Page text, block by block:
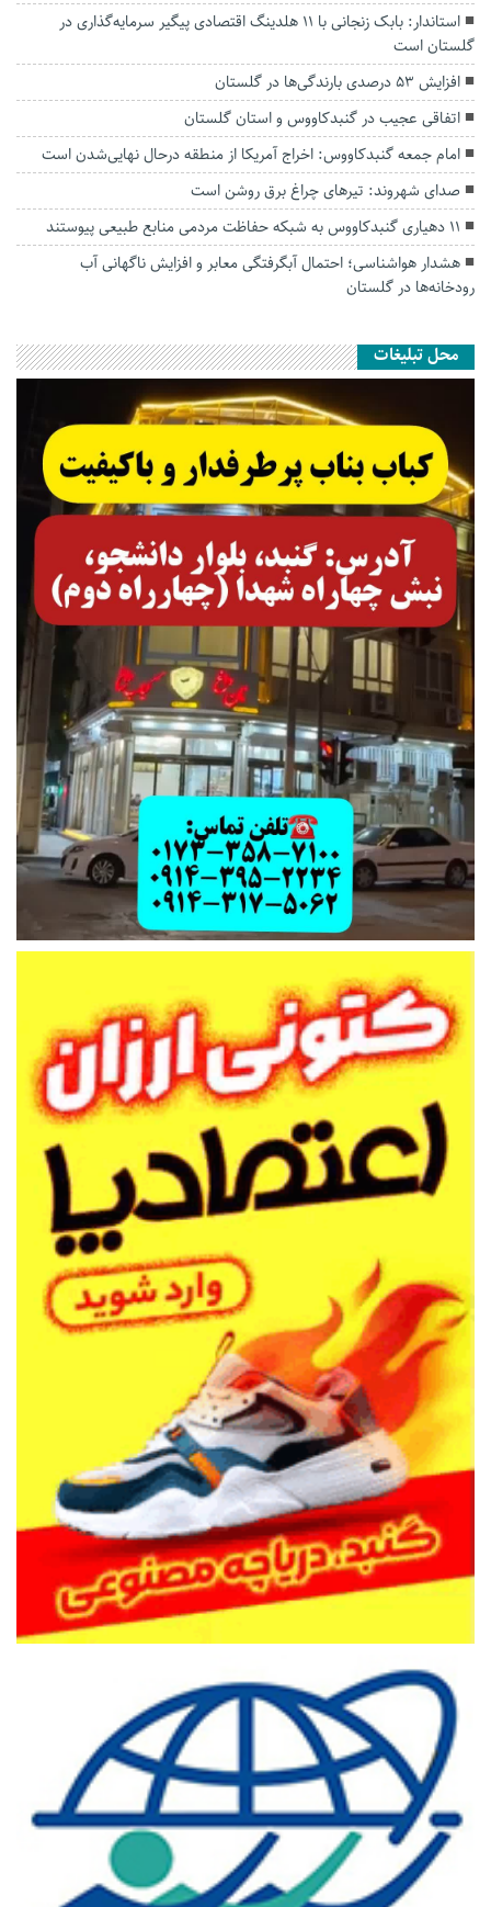
استاندار: بابک زنجانی با ۱۱ هلدینگ اقتصادی پیگیر سرمایه‌گذاری در
گلستان است
افزایش ۵۳ درصدی بارندگی‌ها در گلستان
اتفاقی عجیب در‌ گنبدکاووس و استان گلستان
امام جمعه گنبدکاووس: اخراج آمریکا از منطقه درحال نهایی‌شدن است
صدای شهروند: تیرهای چراغ برق روشن است
۱۱ دهیاری گنبدکاووس به شبکه حفاظت مردمی منابع طبیعی پیوستند
هشدار هواشناسی؛ احتمال آبگرفتگی معابر و افزایش ناگهانی آب
رودخانه‌ها در گلستان
محل تبلیغات